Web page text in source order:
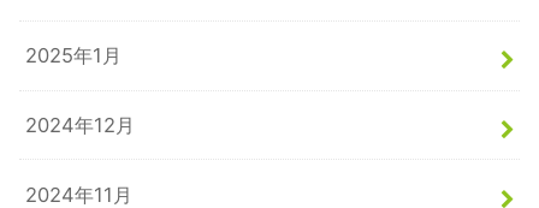
2025年1月
2024年12月
2024年11月